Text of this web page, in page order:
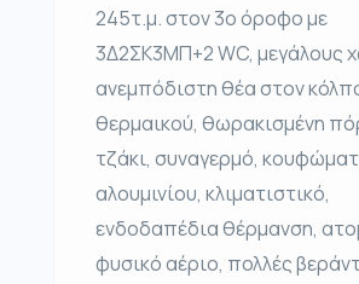
245τ.μ. στον 3ο όροφο με
3Δ2ΣΚ3ΜΠ+2 WC, μεγάλους
ανεμπόδιστη θέα στον
θερμαικού, θωρακισμένη
τζάκι, συναγερμό,
αλουμινίου, κλιματιστικό,
ενδοδαπέδια θέρμανση,
φυσικό αέριο, πολλές